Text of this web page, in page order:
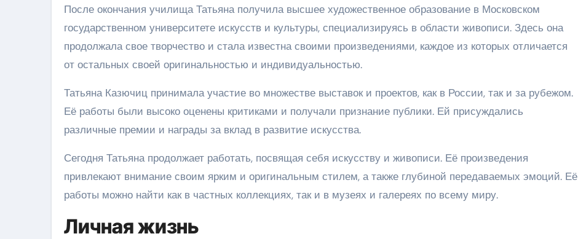
После окончания училища Татьяна получила высшее художественное образование в Московском
государственном университете искусств и культуры, специализируясь в области живописи. Здесь она
продолжала свое творчество и стала известна своими произведениями, каждое из которых отличается
от остальных своей оригинальностью и индивидуальностью.
Татьяна Казючиц принимала участие во множестве выставок и проектов, как в России, так и за рубежом.
Её работы были высоко оценены критиками и получали признание публики. Ей присуждались
различные премии и награды за вклад в развитие искусства.
Сегодня Татьяна продолжает работать, посвящая себя искусству и живописи. Её произведения
привлекают внимание своим ярким и оригинальным стилем, а также глубиной передаваемых эмоций. Её
работы можно найти как в частных коллекциях, так и в музеях и галереях по всему миру.
Личная жизнь